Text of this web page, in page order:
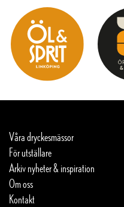
Våra dryckesmässor
För utställare
Arkiv nyheter & inspiration
Om oss
Kontakt